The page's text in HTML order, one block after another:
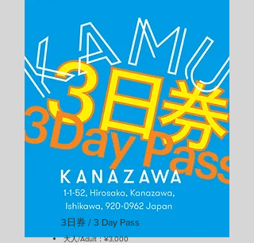
3日券 / 3 Day Pass
大人/Adult：¥3,000